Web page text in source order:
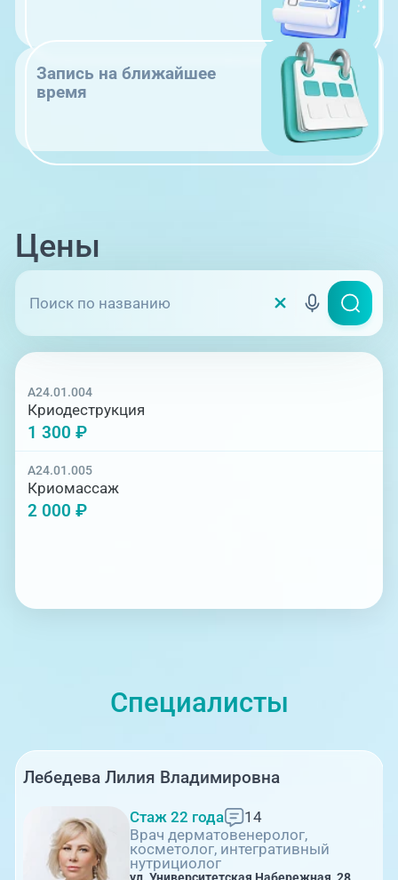
Запись на ближайшее
время
Цены
A24.01.004
Криодеструкция
1 300 ₽
A24.01.005
Криомассаж
2 000 ₽
Специалисты
Лебедева Лилия Владимировна
Стаж 22 года
14
Врач дерматовенеролог,
косметолог, интегративный
нутрициолог